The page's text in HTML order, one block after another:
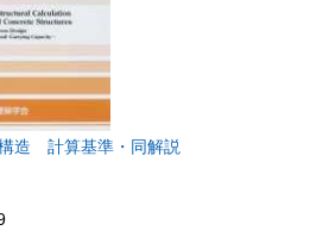
造 計算基準・同解説